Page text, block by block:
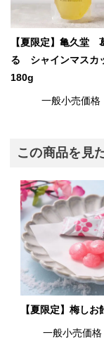
【夏限定】亀久堂
る シャインマスカ
180g
一般小売価格
この商品を見
【夏限定】梅し
一般小売価格